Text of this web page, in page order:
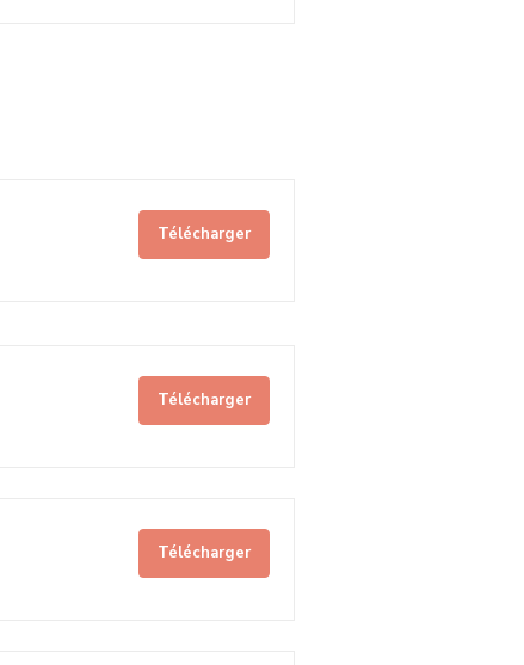
Télécharger
Télécharger
Télécharger